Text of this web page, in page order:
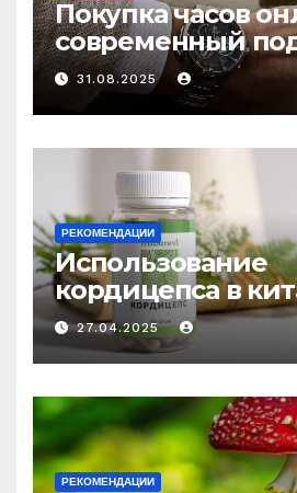
Покупка часов
современный
выбору
31.08.2025
РЕКОМЕНДАЦИИ
Использование
кордицепса в
медицине:
средство против
и истощения
27.04.2025
РЕКОМЕНДАЦИИ